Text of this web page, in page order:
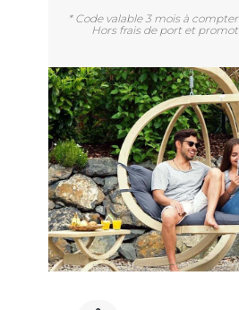
* Code valable 3 mois à
Hors frais de port et